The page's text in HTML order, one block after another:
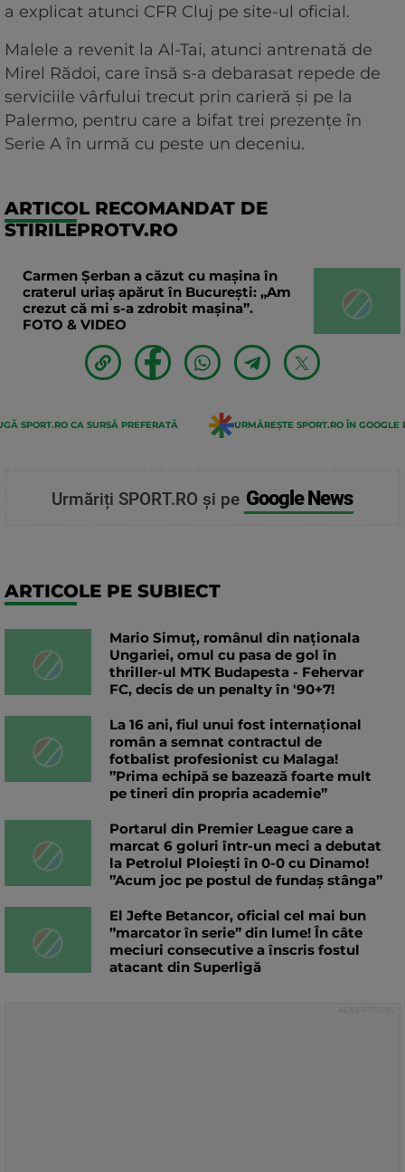
a explicat atunci CFR Cluj pe site-ul oficial.
Malele a revenit la Al-Tai, atunci antrenată de
Mirel Rădoi, care însă s-a debarasat repede de
serviciile vârfului trecut prin carieră și pe la
Palermo, pentru care a bifat trei prezențe în
Serie A în urmă cu peste un deceniu.
ARTICOL RECOMANDAT DE
STIRILEPROTV.RO
Carmen Șerban a căzut cu mașina în
craterul uriaș apărut în București: „Am
crezut că mi s-a zdrobit mașina”.
FOTO & VIDEO
SPORT.RO CA SURSĂ PREFERATĂ URMĂREȘTE SPORT.RO ÎN GOOGLE
Urmăriți SPORT.RO și pe Google News
ARTICOLE PE SUBIECT
Mario Simuț, românul din naționala
Ungariei, omul cu pasa de gol în
thriller-ul MTK Budapesta - Fehervar
FC, decis de un penalty în '90+7!
La 16 ani, fiul unui fost internațional
român a semnat contractul de
fotbalist profesionist cu Malaga!
”Prima echipă se bazează foarte mult
pe tineri din propria academie”
Portarul din Premier League care a
marcat 6 goluri într-un meci a debutat
la Petrolul Ploiești în 0-0 cu Dinamo!
”Acum joc pe postul de fundaș stânga”
El Jefte Betancor, oficial cel mai bun
”marcator în serie” din lume! În câte
meciuri consecutive a înscris fostul
atacant din Superligă